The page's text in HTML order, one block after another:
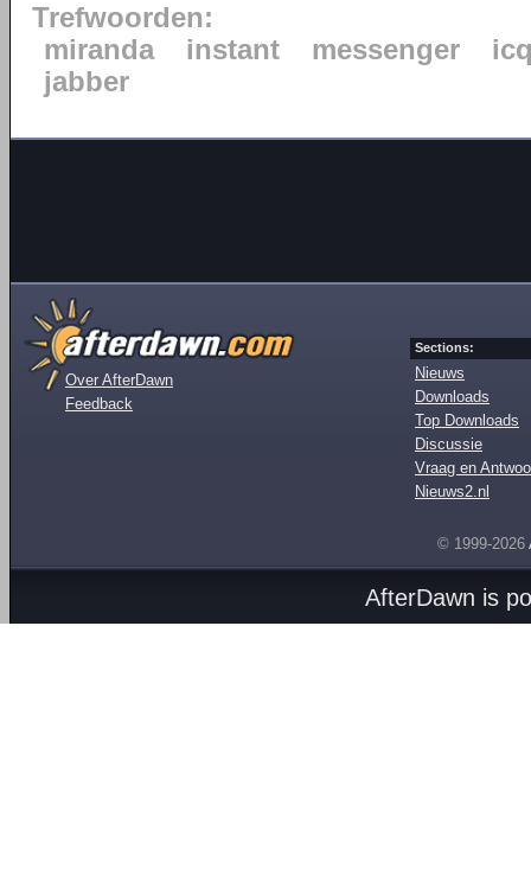
Trefwoorden:
miranda
instant messenger
jabber
Over AfterDawn
Feedback
Sections:
Nieuws
Downloads
Top Downloads
Discussie
Vraag en
Nieuws2.nl
© 1999-2026
AfterDawn is